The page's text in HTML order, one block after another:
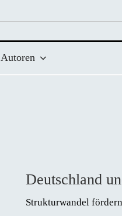
Autoren
Deutschland
Strukturwandel